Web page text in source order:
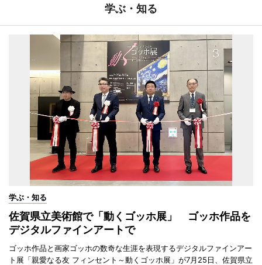
学ぶ・知る
学ぶ・知る
佐賀県立美術館で「動くゴッホ展」 ゴッホ作品を
デジタルファインアートで
ゴッホ作品と画家ゴッホの数奇な生涯を表現するデジタルファインアー
ト展「親愛なる友 フィンセント～動くゴッホ展」が7月25日、佐賀県立